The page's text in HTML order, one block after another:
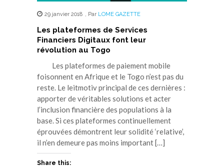
29 janvier 2018 , Par LOME GAZETTE
Les plateformes de Services
Financiers Digitaux font leur
révolution au Togo
Les plateformes de paiement mobile
foisonnent en Afrique et le Togo n’est pas du
reste. Le leitmotiv principal de ces dernières :
apporter de véritables solutions et acter
l’inclusion financière des populations à la
base. Si ces plateformes continuellement
éprouvées démontrent leur solidité ‘relative’,
il n’en demeure pas moins important […]
Share this: